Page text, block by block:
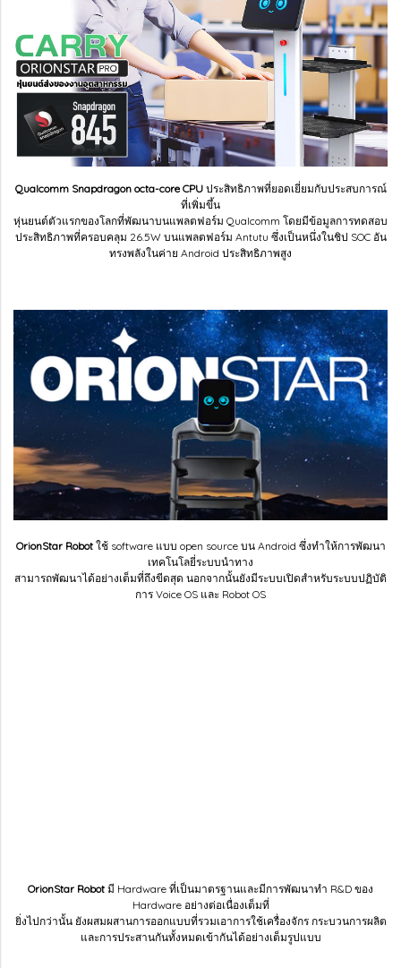
Qualcomm Snapdragon octa-core CPU ประสิทธิภาพที่ยอดเยี่ยมกับประสบการณ์
ที่เพิ่มขึ้น
หุ่นยนต์ตัวแรกของโลกที่พัฒนาบนแพลตฟอร์ม Qualcomm โดยมีข้อมูลการทดสอบ
ประสิทธิภาพที่ครอบคลุม 26.5W บนแพลตฟอร์ม Antutu ซึ่งเป็นหนึ่งในชิป SOC อัน
ทรงพลังในค่าย Android ประสิทธิภาพสูง
OrionStar Robotใช้ software แบบ open source บน Android ซึ่งทำให้การพัฒนา
เทคโนโลยี่ระบบนำทาง
สามารถพัฒนาได้อย่างเต็มที่ถึงขีดสุด นอกจากนั้นยังมีระบบเปิดสำหรับระบบปฏิบัติ
การ Voice OS และ Robot OS
OrionStar Robot มี Hardware ที่เป็นมาตรฐานและมีการพัฒนาทำ R&D ของ
Hardware อย่างต่อเนื่องเต็มที่
ยิ่งไปกว่านั้น ยังผสมผสานการออกแบบที่รวมเอาการใช้เครื่องจักร กระบวนการผลิต
และการประสานกันทั้งหมดเข้ากันได้อย่างเต็มรูปแบบ